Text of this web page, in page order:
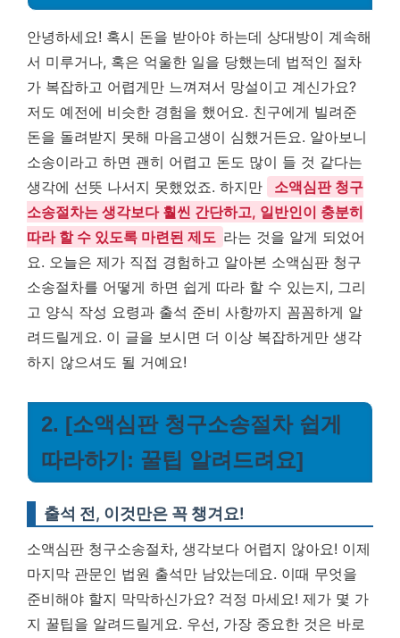
안녕하세요! 혹시 돈을 받아야 하는데 상대방이 계속해
서 미루거나, 혹은 억울한 일을 당했는데 법적인 절차
가 복잡하고 어렵게만 느껴져서 망설이고 계신가요?
저도 예전에 비슷한 경험을 했어요. 친구에게 빌려준
돈을 돌려받지 못해 마음고생이 심했거든요. 알아보니
소송이라고 하면 괜히 어렵고 돈도 많이 들 것 같다는
생각에 선뜻 나서지 못했었죠. 하지만
소액심판 청구
소송절차는 생각보다 훨씬 간단하고, 일반인이 충분히
따라 할 수 있도록 마련된 제도 라는 것을 알게 되었어
요. 오늘은 제가 직접 경험하고 알아본 소액심판 청구
소송절차를 어떻게 하면 쉽게 따라 할 수 있는지, 그리
고 양식 작성 요령과 출석 준비 사항까지 꼼꼼하게 알
려드릴게요. 이 글을 보시면 더 이상 복잡하게만 생각
하지 않으셔도 될 거예요!
2. [소액심판 청구소송절차 쉽게
따라하기: 꿀팁 알려드려요]
출석 전, 이것만은 꼭 챙겨요!
소액심판 청구소송절차, 생각보다 어렵지 않아요! 이제
마지막 관문인 법원 출석만 남았는데요. 이때 무엇을
준비해야 할지 막막하신가요? 걱정 마세요! 제가 몇 가
지 꿀팁을 알려드릴게요. 우선, 가장 중요한 것은 바로